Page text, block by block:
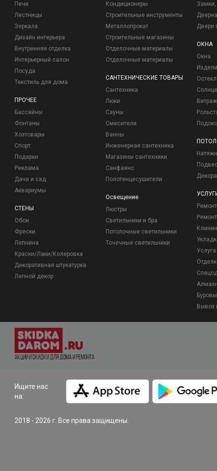
Печи
Лестницы
Зеркала
Дизайн интерьера
Внутренняя отделка
Интерьерный салон
Посуда
Текстиль для дома
ПРОЧЕЕ
Бассейны
Фонтаны
Хозтовары
Спорт
Подарки
Реклама
Дача и сад
Аквариумы
СТЕНЫ
Обои
Фрески
Лепнина
Краски/Лаки/Колеровка
Декоративная штукатурка
Лепной декор
Кондиционеры
Строительные инструменты
Металлопрокат
Строительные магазины
Отделочные материалы
Отделочные материалы
САНТЕХНИЧЕСКИЕ ТОВАРЫ
Сантехника
Люки
Сауны
Смесители
Ванны
Инженерная сантехника
Магазины сантехники
Санфаянс
Полотенцесушители
Освещение
Люстры
Светильники и бра
Потолочные светильники
Точечные светильники
Замки,
Двери
ОКНА
Окна
Вывоз
Акции и Скидки для дома и ремонта
Ищите нас
на:
2018 - 2026 г. Все права защищены.